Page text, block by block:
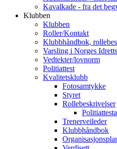
Kavalkade - fra det
Klubben
Klubben
Roller/Kontakt
Klubbhåndbok,
Varsling i Norges
Vedtekter/lovnorm
Politiattest
Kvalitetsklubb
Fotosamtykke
Styret
Rollebeskrivelser
Trenerveileder
Klubbhåndbok